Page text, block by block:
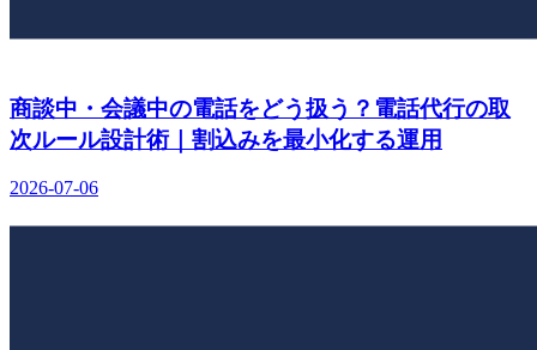
商談中・会議中の電話をどう扱う？電話代行の取
次ルール設計術｜割込みを最小化する運用
2026-07-06